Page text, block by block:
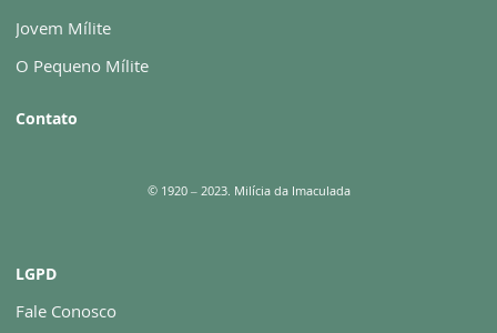
Jovem Mílite
O Pequeno Mílite
Contato
© 1920 – 2023. Milícia da Imaculada
LGPD
Fale Conosco